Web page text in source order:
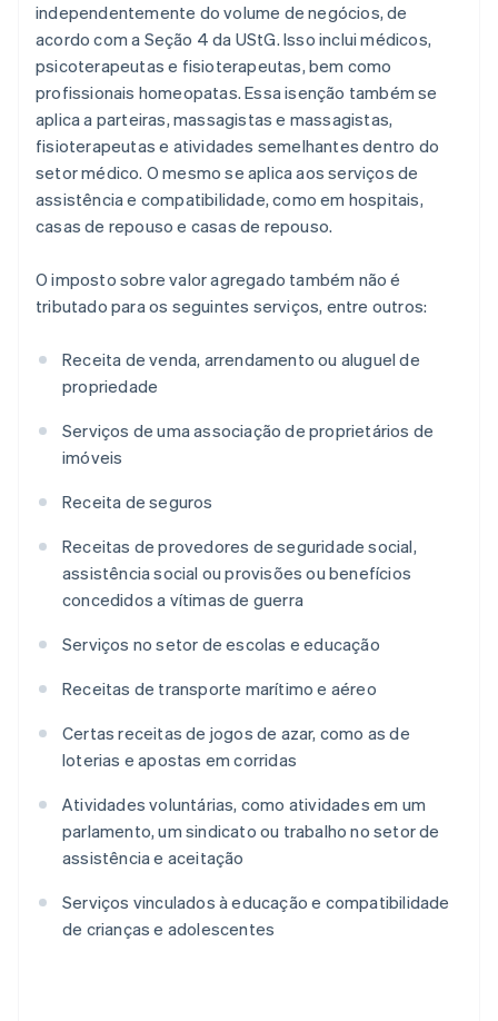
independentemente do volume de negócios, de
acordo com a Seção 4 da UStG. Isso inclui médicos,
psicoterapeutas e fisioterapeutas, bem como
profissionais homeopatas. Essa isenção também se
aplica a parteiras, massagistas e massagistas,
fisioterapeutas e atividades semelhantes dentro do
setor médico. O mesmo se aplica aos serviços de
assistência e compatibilidade, como em hospitais,
casas de repouso e casas de repouso.
O imposto sobre valor agregado também não é
tributado para os seguintes serviços, entre outros:
Receita de venda, arrendamento ou aluguel de
propriedade
Serviços de uma associação de proprietários de
imóveis
Receita de seguros
Receitas de provedores de seguridade social,
assistência social ou provisões ou benefícios
concedidos a vítimas de guerra
Serviços no setor de escolas e educação
Receitas de transporte marítimo e aéreo
Certas receitas de jogos de azar, como as de
loterias e apostas em corridas
Atividades voluntárias, como atividades em um
parlamento, um sindicato ou trabalho no setor de
assistência e aceitação
Serviços vinculados à educação e compatibilidade
de crianças e adolescentes